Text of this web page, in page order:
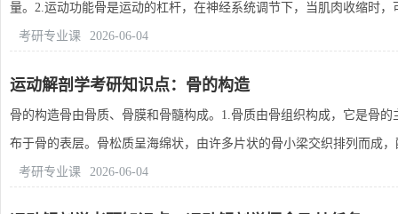
量。2.运动功能骨是运动的杠杆，在神经系统调节下，当肌肉收缩时，
考研专业课 2026-06-04
运动解剖学考研知识点：骨的构造
骨的构造骨由骨质、骨膜和骨髓构成。1.骨质由骨组织构成，它是骨
布于骨的表层。骨松质呈海绵状，由许多片状的骨小梁交织排列而成
考研专业课 2026-06-04